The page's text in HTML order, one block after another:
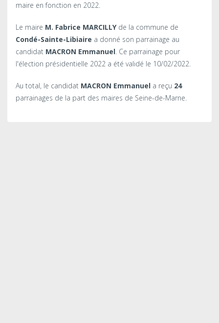
maire en fonction en 2022.
Le maire M. Fabrice MARCILLYde la commune de
Condé-Sainte-Libiaire a donné son parrainage au
candidat MACRON Emmanuel. Ce parrainage pour
l'élection présidentielle 2022 a été validé le 10/02/2022.
Au total, le candidat MACRON Emmanuel a reçu 24
parrainages de la part des maires de Seine-de-Marne.